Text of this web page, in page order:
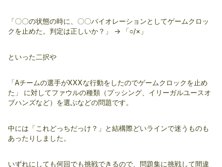
「〇〇の状態の時に、〇〇バイオレーションとしてゲームクロッ
クを止めた。判定は正しいか？」 -> 「○/×」
といった二択や
「Aチームの選手がXXXな行動をしたのでゲームクロックを止め
た」 に対してファウルの種類（プッシング、イリーガルユースオ
ブハンズなど）を選ぶなどの問題です。
中には「これどっちだっけ？」と結構際どいラインで迷うものも
あったりしました。
いずれにしても何回でも挑戦できるので、問題集に挑戦して間違